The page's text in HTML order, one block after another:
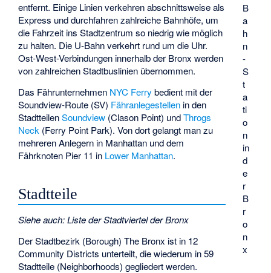
B
a
h
n
-
S
t
a
ti
o
n
in
d
e
r
B
r
o
n
x
entfernt. Einige Linien verkehren abschnittsweise als
Express und durchfahren zahlreiche Bahnhöfe, um
die Fahrzeit ins Stadtzentrum so niedrig wie möglich
zu halten. Die U-Bahn verkehrt rund um die Uhr.
Ost-West-Verbindungen innerhalb der Bronx werden
von zahlreichen Stadtbuslinien übernommen.
Das Fährunternehmen NYC Ferry bedient mit der
Soundview-Route (SV) Fähranlegestellen in den
StadtteilenSoundview (Clason Point) undThrogs
Neck (Ferry Point Park). Von dort gelangt man zu
mehreren Anlegern in Manhattan und dem
Fährknoten Pier 11 in Lower Manhattan.
Stadtteile
Siehe auch:Liste der Stadtviertel der Bronx
Der Stadtbezirk (Borough) The Bronx ist in 12
Community Districts unterteilt, die wiederum in 59
Stadtteile (Neighborhoods) gegliedert werden.